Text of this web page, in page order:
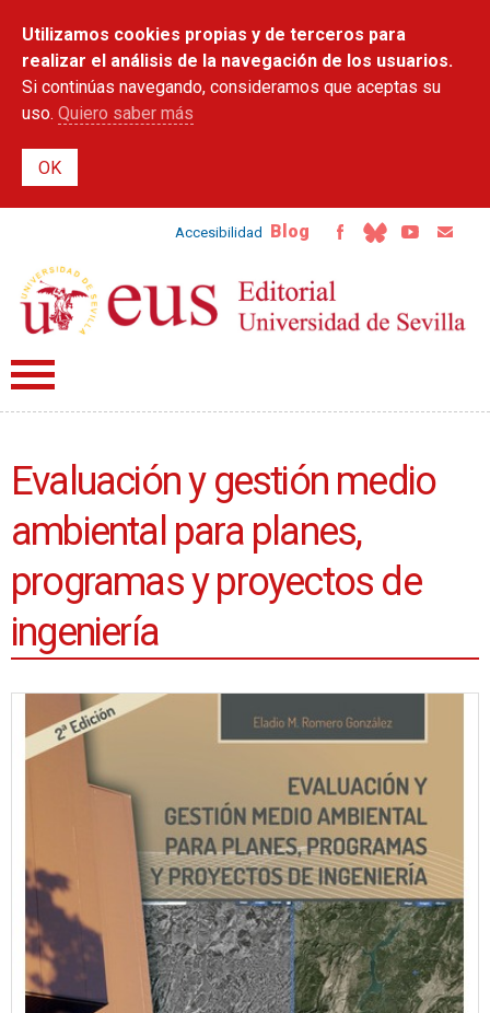
contenido
principal
Utilizamos cookies propias y de terceros para
realizar el análisis de la navegación de los usuarios.
Si continúas navegando, consideramos que aceptas su
uso. Quiero saber más
Accesibilidad Blog
Evaluación y gestión medio
ambiental para planes,
programas y proyectos de
ingeniería